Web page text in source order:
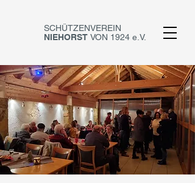
SCHÜTZENVEREIN
NIEHORST VON 1924 e.V.